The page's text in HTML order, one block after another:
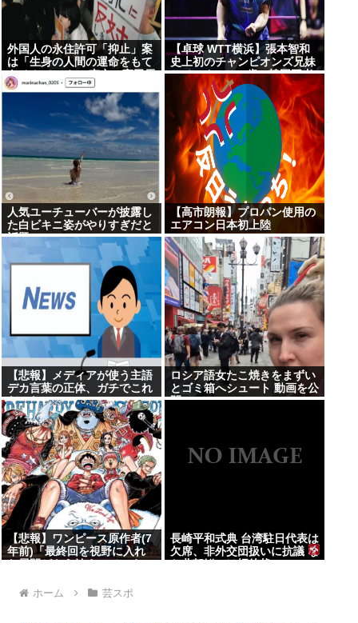
外国人の永住許可「抑止」案
は「生身の人間の運命をもて
あそんでいる」 東京・高田馬
場で反対アピール
【卓球 WTT横浜】張本智和
史上初のチャンピオンズ兄妹
アベックV！20歳の韓国王者
破り2連覇も達成！
人気ユーチューバーが披露し
た白ビキニ姿がやりすぎだと
話題に
【高市朗報】プロパン使用の
エアコン日本初上陸
【悲報】メディアが使う主語
デカ言葉の正体、ガチでこれ
だったwww
ロシア語女たこ焼きをまずい
とゴミ箱へシュート 動画を公
開
【悲報】ワンピース原作者(7
年前)「最終回を視野に入れ
た展開がもう始まっていま
長崎平和式典 台湾駐日代表は
欠席、非外交団扱いに抗議 な
お北朝鮮には招待状
ホーム 芸スポ